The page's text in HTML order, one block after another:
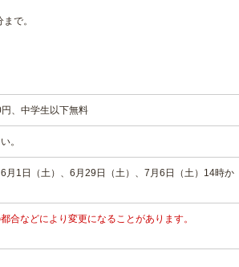
で。
、中学生以下無料
。
月1日（土）、6月29日（土）、7月6日（土）14時か
合などにより変更になることがあります。